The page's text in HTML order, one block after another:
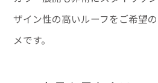
ザイン性の高いルーフをご希望
メです。